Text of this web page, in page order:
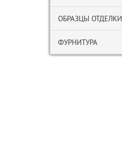
ОБРАЗЦЫ ОТДЕЛКИ
ФУРНИТУРА